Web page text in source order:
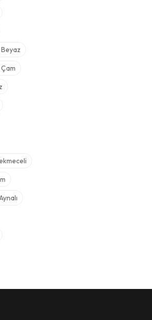
Beyaz
Çam